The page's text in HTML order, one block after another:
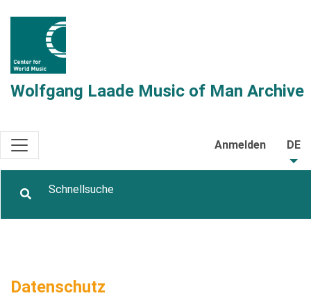
Wolfgang Laade Music of Man Archive
Anmelden DE
Datenschutz